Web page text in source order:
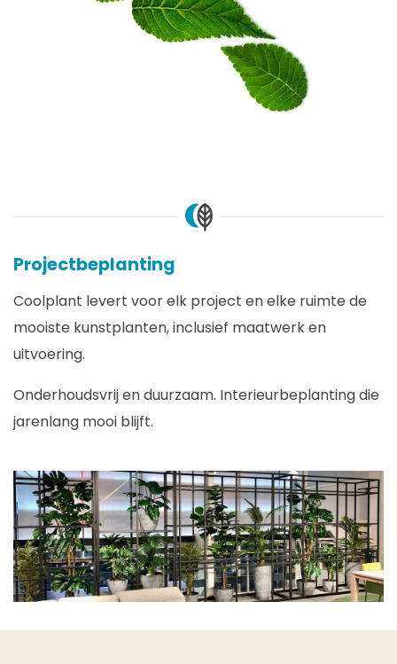
Projectbeplanting
Coolplant levert voor elk project en elke ruimte de
mooiste kunstplanten, inclusief maatwerk en
uitvoering.
Onderhoudsvrij en duurzaam. Interieurbeplanting die
jarenlang mooi blijft.